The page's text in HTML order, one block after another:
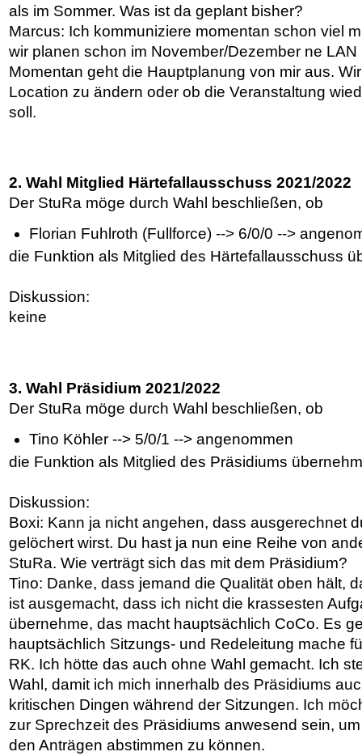
als im Sommer. Was ist da geplant bisher?
Marcus: Ich kommuniziere momentan schon viel
wir planen schon im November/Dezember ne
Momentan geht die Hauptplanung von mir aus.
Location zu ändern oder ob die Veranstaltung
soll.
2. Wahl Mitglied Härtefallausschuss 2021/2022
Der StuRa möge durch Wahl beschließen, ob
Florian Fuhlroth (Fullforce) --> 6/0/0 -->
die Funktion als Mitglied des Härtefallausschuss
Diskussion:
keine
3. Wahl Präsidium 2021/2022
Der StuRa möge durch Wahl beschließen, ob
Tino Köhler --> 5/0/1 --> angenommen
die Funktion als Mitglied des Präsidiums
Diskussion:
Boxi: Kann ja nicht angehen, dass ausgerechnet
gelöchert wirst. Du hast ja nun eine Reihe von
StuRa. Wie verträgt sich das mit dem Präsidium?
Tino: Danke, dass jemand die Qualität oben hält,
ist ausgemacht, dass ich nicht die krassesten
übernehme, das macht hauptsächlich CoCo. Es
hauptsächlich Sitzungs- und Redeleitung mache
RK. Ich hötte das auch ohne Wahl gemacht. Ich
Wahl, damit ich mich innerhalb des Präsidiums
kritischen Dingen während der Sitzungen. Ich
zur Sprechzeit des Präsidiums anwesend sein,
den Anträgen abstimmen zu können.